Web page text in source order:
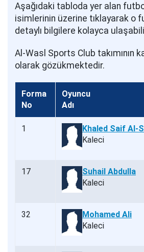
Aşağıdaki tabloda yer alan
isimlerinin üzerine tıklayarak o
detaylı bilgilere kolayca
Al-Wasl Sports Club takımının
olarak gözükmektedir.
Forma
No
Oyuncu
Adı
1
Khaled Saif Al-
Kaleci
17
Suhail Abdulla
Kaleci
32
Mohamed Ali
Kaleci